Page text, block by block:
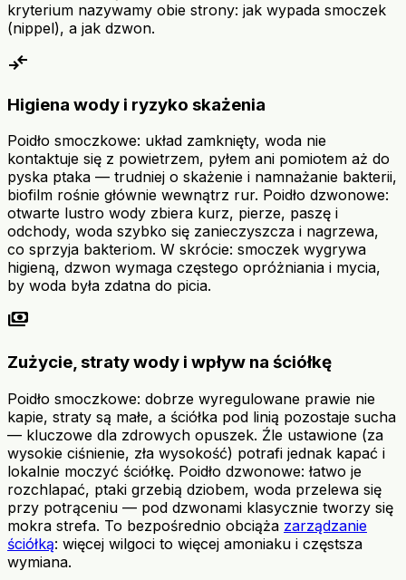
kryterium nazywamy obie strony: jak wypada smoczek
(nippel), a jak dzwon.
compare_arrows
Higiena wody i ryzyko skażenia
Poidło smoczkowe: układ zamknięty, woda nie
kontaktuje się z powietrzem, pyłem ani pomiotem aż do
pyska ptaka — trudniej o skażenie i namnażanie bakterii,
biofilm rośnie głównie wewnątrz rur. Poidło dzwonowe:
otwarte lustro wody zbiera kurz, pierze, paszę i
odchody, woda szybko się zanieczyszcza i nagrzewa,
co sprzyja bakteriom. W skrócie: smoczek wygrywa
higieną, dzwon wymaga częstego opróżniania i mycia,
by woda była zdatna do picia.
payments
Zużycie, straty wody i wpływ na ściółkę
Poidło smoczkowe: dobrze wyregulowane prawie nie
kapie, straty są małe, a ściółka pod linią pozostaje sucha
— kluczowe dla zdrowych opuszek. Źle ustawione (za
wysokie ciśnienie, zła wysokość) potrafi jednak kapać i
lokalnie moczyć ściółkę. Poidło dzwonowe: łatwo je
rozchlapać, ptaki grzebią dziobem, woda przelewa się
przy potrąceniu — pod dzwonami klasycznie tworzy się
mokra strefa. To bezpośrednio obciąża zarządzanie
ściółką: więcej wilgoci to więcej amoniaku i częstsza
wymiana.